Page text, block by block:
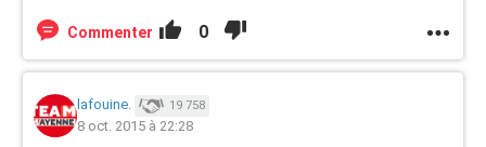
Commenter 0
lafouine. 19 758
8 oct. 2015 à 22:28